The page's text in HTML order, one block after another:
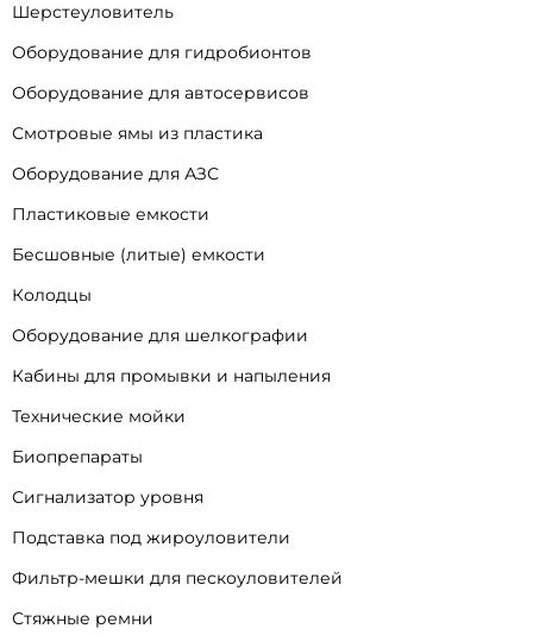
Шерстеуловитель
Оборудование для гидробионтов
Оборудование для автосервисов
Смотровые ямы из пластика
Оборудование для АЗС
Пластиковые емкости
Бесшовные (литые) емкости
Колодцы
Оборудование для шелкографии
Кабины для промывки и напыления
Технические мойки
Биопрепараты
Сигнализатор уровня
Подставка под жироуловители
Фильтр-мешки для пескоуловителей
Стяжные ремни